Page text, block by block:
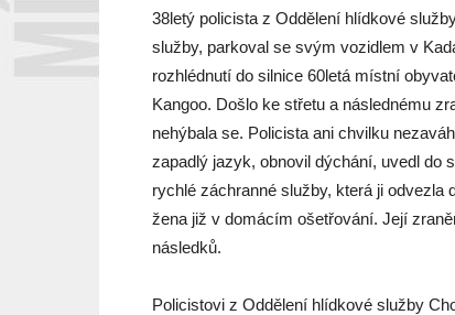
38letý policista z Oddělení hlídkové
služby, parkoval se svým vozidlem v
rozhlédnutí do silnice 60letá místní
Kangoo. Došlo ke střetu a následnému
nehýbala se. Policista ani chvilku
zapadlý jazyk, obnovil dýchání, uvedl do
rychlé záchranné služby, která ji odvezla
žena již v domácím ošetřování. Její
následků.
Policistovi z Oddělení hlídkové služby